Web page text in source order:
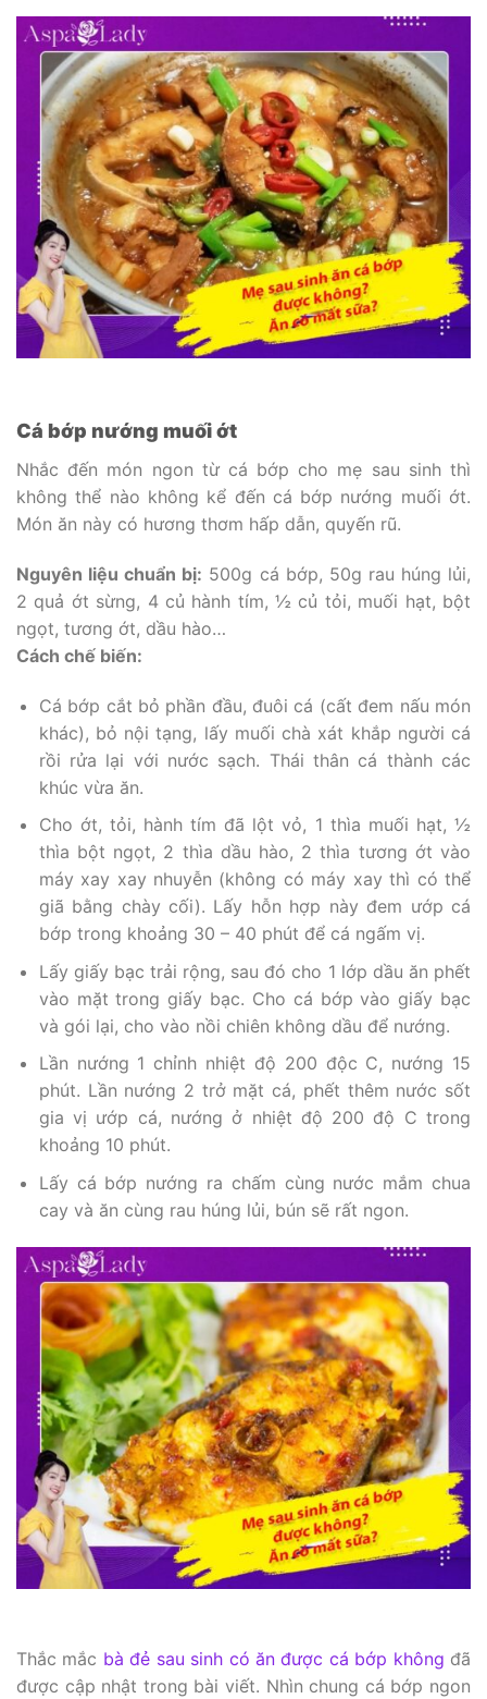
Cá bớp nướng muối ớt
Nhắc đến món ngon từ cá bớp cho mẹ sau sinh thì
không thể nào không kể đến cá bớp nướng muối ớt.
Món ăn này có hương thơm hấp dẫn, quyến rũ.
Nguyên liệu chuẩn bị: 500g cá bớp, 50g rau húng lủi,
2 quả ớt sừng, 4 củ hành tím, ½ củ tỏi, muối hạt, bột
ngọt, tương ớt, dầu hào…
Cách chế biến:
Cá bớp cắt bỏ phần đầu, đuôi cá (cất đem nấu món
khác), bỏ nội tạng, lấy muối chà xát khắp người cá
rồi rửa lại với nước sạch. Thái thân cá thành các
khúc vừa ăn.
Cho ớt, tỏi, hành tím đã lột vỏ, 1 thìa muối hạt, ½
thìa bột ngọt, 2 thìa dầu hào, 2 thìa tương ớt vào
máy xay xay nhuyễn (không có máy xay thì có thể
giã bằng chày cối). Lấy hỗn hợp này đem ướp cá
bớp trong khoảng 30 – 40 phút để cá ngấm vị.
Lấy giấy bạc trải rộng, sau đó cho 1 lớp dầu ăn phết
vào mặt trong giấy bạc. Cho cá bớp vào giấy bạc
và gói lại, cho vào nồi chiên không dầu để nướng.
Lần nướng 1 chỉnh nhiệt độ 200 độc C, nướng 15
phút. Lần nướng 2 trở mặt cá, phết thêm nước sốt
gia vị ướp cá, nướng ở nhiệt độ 200 độ C trong
khoảng 10 phút.
Lấy cá bớp nướng ra chấm cùng nước mắm chua
cay và ăn cùng rau húng lủi, bún sẽ rất ngon.
Thắc mắc bà đẻ sau sinh có ăn được cá bớp không đã
được cập nhật trong bài viết. Nhìn chung cá bớp ngon